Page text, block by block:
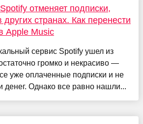
отменяет подписки,
странах. Как перенести
Apple Music
сервис Spotify ушел из
громко и некрасиво —
уже оплаченные подписки и не
денег. Однако все равно нашли...